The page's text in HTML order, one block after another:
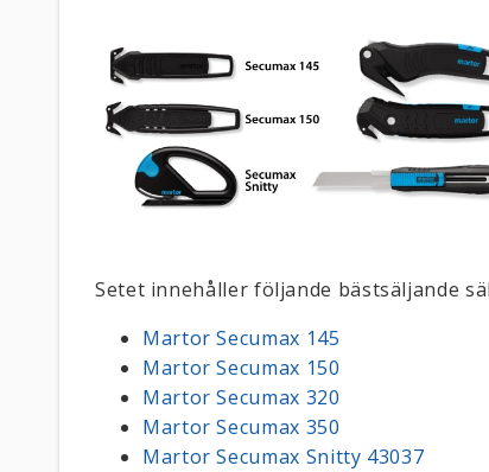
Setet innehåller följande bästsäljande
Martor Secumax 145
Martor Secumax 150
Martor Secumax 320
Martor Secumax 350
Martor Secumax Snitty 43037